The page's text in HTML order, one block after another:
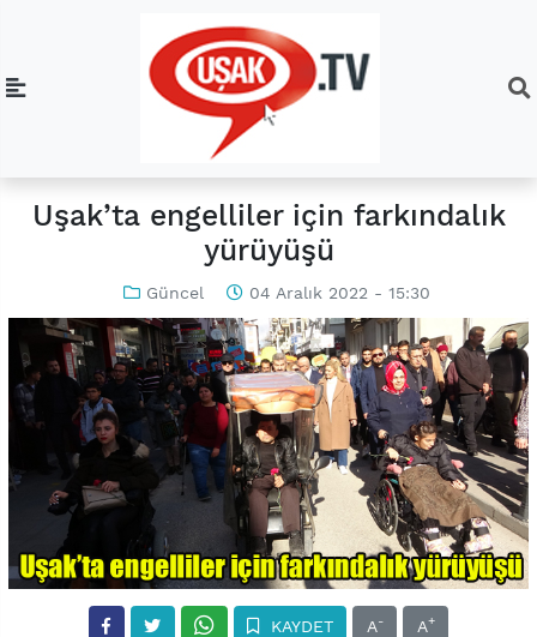
Uşak’ta engelliler için farkındalık
yürüyüşü
Güncel 04 Aralık 2022 - 15:30
KAYDET A- A+